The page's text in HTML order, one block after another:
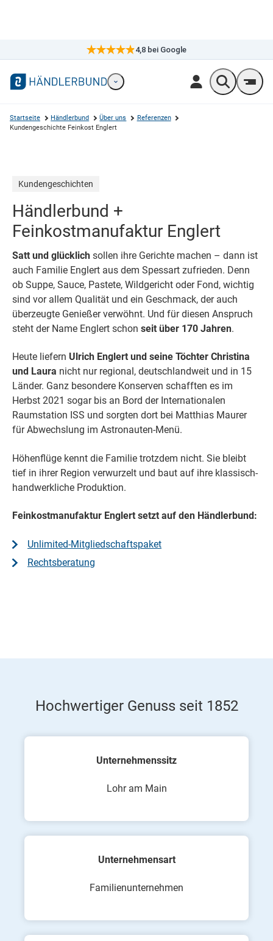
×
4,8 bei Google
Markennavigation öffnenWonach
Startseite Händlerbund Über uns
Referenzen
Kundengeschichte Feinkost Englert
Kundengeschichten
Händlerbund +
Feinkostmanufaktur Englert
Satt und glücklich sollen ihre Gerichte machen – dann ist
auch Familie Englert aus dem Spessart zufrieden. Denn
ob Suppe, Sauce, Pastete, Wildgericht oder Fond, wichtig
sind vor allem Qualität und ein Geschmack, der auch
überzeugte Genießer verwöhnt. Und für diesen Anspruch
steht der Name Englert schon seit über 170 Jahren.
Heute liefern Ulrich Englert und seine Töchter Christina
und Laura nicht nur regional, deutschlandweit und in 15
Länder. Ganz besondere Konserven schafften es im
Herbst 2021 sogar bis an Bord der Internationalen
Raumstation ISS und sorgten dort bei Matthias Maurer
für Abwechslung im Astronauten-Menü.
Höhenflüge kennt die Familie trotzdem nicht. Sie bleibt
tief in ihrer Region verwurzelt und baut auf ihre klassisch-
handwerkliche Produktion.
Feinkostmanufaktur Englert setzt auf den Händlerbund:
Unlimited-Mitgliedschaftspaket
Rechtsberatung
Hochwertiger Genuss seit 1852
Unternehmenssitz
Lohr am Main
Unternehmensart
Familienunternehmen